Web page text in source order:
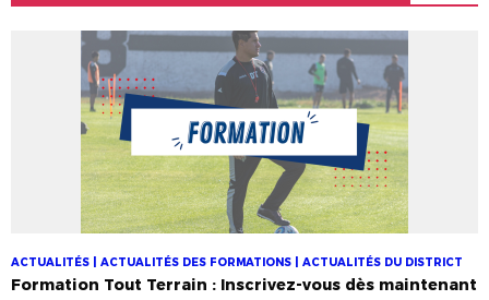
ACTUALITÉS | ACTUALITÉS DES FORMATIONS | ACTUALITÉS DU DISTRICT
Formation Tout Terrain : Inscrivez-vous dès maintenant